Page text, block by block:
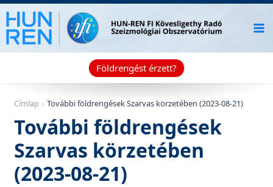
Skip
to
content
Földrengést érzett?
Címlap » További földrengések Szarvas körzetében (2023-08-21)
További földrengések
Szarvas körzetében
(2023-08-21)